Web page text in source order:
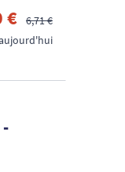
€
6,71 €
-